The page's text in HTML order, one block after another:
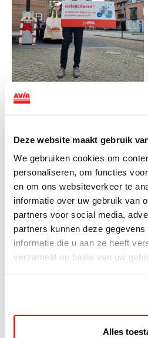
Deze website maakt gebruik
We gebruiken cookies om
personaliseren, om functies
en om ons websiteverkeer te
informatie over uw gebruik van
partners voor social media,
partners kunnen deze
informatie die u aan ze heeft
verzameld op basis van uw
Alles
ViaAVIA
www.viaavia.nlen doe